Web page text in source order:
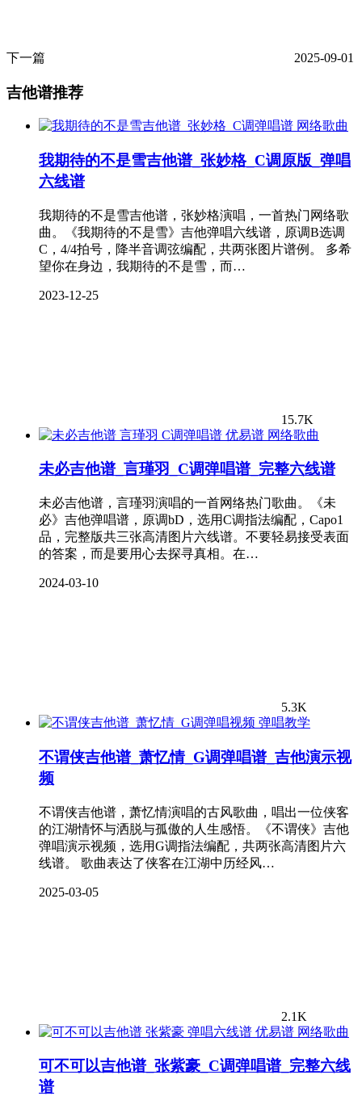
下一篇 2025-09-01
吉他谱推荐
网络歌曲
我期待的不是雪吉他谱_张妙格_C调原版_弹唱
六线谱
我期待的不是雪吉他谱，张妙格演唱，一首热门网络歌
曲。《我期待的不是雪》吉他弹唱六线谱，原调B选调
C，4/4拍号，降半音调弦编配，共两张图片谱例。 多希
望你在身边，我期待的不是雪，而…
2023-12-25
15.7K
网络歌曲
未必吉他谱_言瑾羽_C调弹唱谱_完整六线谱
未必吉他谱，言瑾羽演唱的一首网络热门歌曲。《未
必》吉他弹唱谱，原调bD，选用C调指法编配，Capo1
品，完整版共三张高清图片六线谱。不要轻易接受表面
的答案，而是要用心去探寻真相。在…
2024-03-10
5.3K
弹唱教学
不谓侠吉他谱_萧忆情_G调弹唱谱_吉他演示视
频
不谓侠吉他谱，萧忆情演唱的古风歌曲，唱出一位侠客
的江湖情怀与洒脱与孤傲的人生感悟。《不谓侠》吉他
弹唱演示视频，选用G调指法编配，共两张高清图片六
线谱。 歌曲表达了侠客在江湖中历经风…
2025-03-05
2.1K
网络歌曲
可不可以吉他谱_张紫豪_C调弹唱谱_完整六线
谱